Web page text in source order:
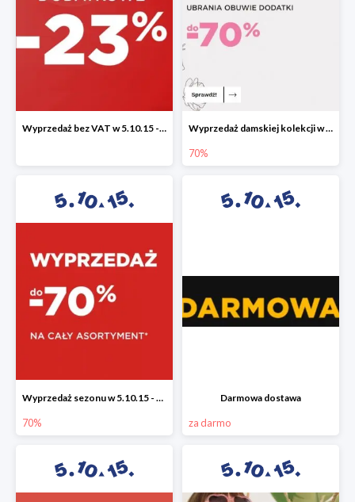
Wyprzedaż bez VAT w 5.10.15 - dodatkowe -23% rabatu Wyprzedaż damskiej kolekcji w 5.10.15 - ubrania, obuwie i dodatki do -70%
70%
Wyprzedaż sezonu w 5.10.15 - cały asortyment -70%
70%
Darmowa dostawa
za darmo